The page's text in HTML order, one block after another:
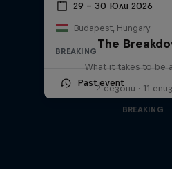
29 – 30 Юли 2026
Budapest, Hungary
BREAKING
Past event
The
What it takes to be
2 сезони · 11
BREAKING